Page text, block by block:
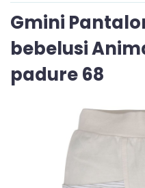
Gmini
bebelusi
padure 68